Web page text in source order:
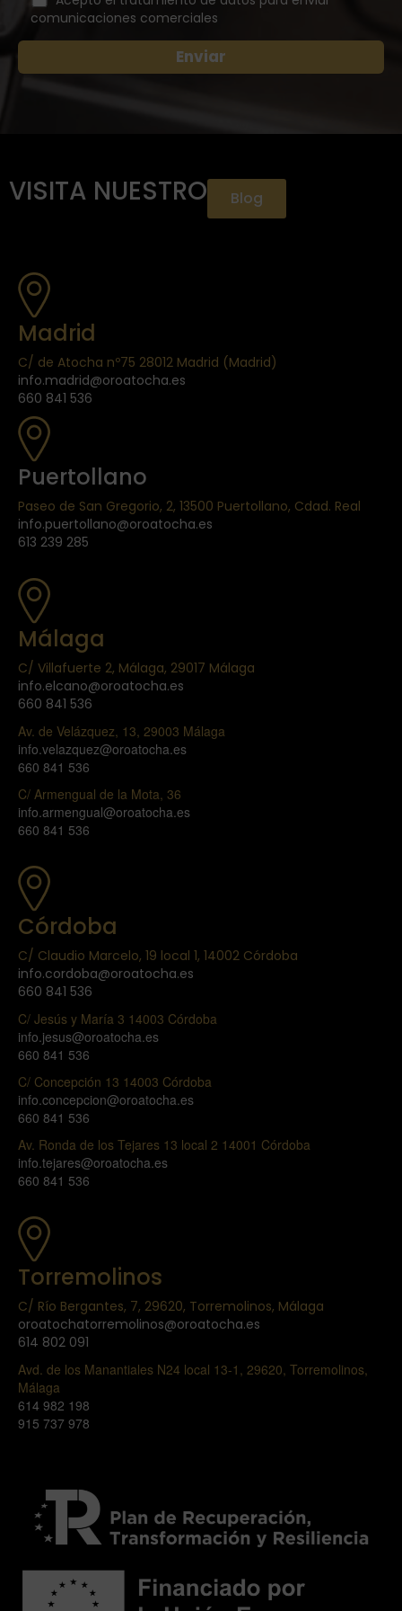
comunicaciones comerciales
VISITA NUESTRO Blog
Madrid
C/ de Atocha nº75 28012 Madrid (Madrid)
info.madrid@oroatocha.es
660 841 536
Puertollano
Paseo de San Gregorio, 2, 13500 Puertollano, Cdad. Real
info.puertollano@oroatocha.es
613 239 285
Málaga
C/ Villafuerte 2, Málaga, 29017 Málaga
info.elcano@oroatocha.es
660 841 536
Av. de Velázquez, 13, 29003 Málaga
info.velazquez@oroatocha.es
660 841 536
C/ Armengual de la Mota, 36
info.armengual@oroatocha.es
660 841 536
Córdoba
C/ Claudio Marcelo, 19 local 1, 14002 Córdoba
info.cordoba@oroatocha.es
660 841 536
C/ Jesús y María 3 14003 Córdoba
info.jesus@oroatocha.es
660 841 536
C/ Concepción 13 14003 Córdoba
info.concepcion@oroatocha.es
660 841 536
Av. Ronda de los Tejares 13 local 2 14001 Córdoba
info.tejares@oroatocha.es
660 841 536
Torremolinos
C/ Río Bergantes, 7, 29620, Torremolinos, Málaga
oroatochatorremolinos@oroatocha.es
614 802 091
Avd. de los Manantiales N24 local 13-1, 29620, Torremolinos,
Málaga
614 982 198
915 737 978